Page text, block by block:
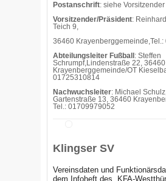
Postanschrift: siehe Vorsitzender
Vorsitzender/Präsident:
Teich 9,
36460
Abteilungsleiter Fußball : Steffen
Schrumpf,Lindenstraße 22, 36460
Krayenberggemeinde/OT
01725310814
Nachwuchsleiter: Michael
Gartenstraße 13, 36460
Tel.: 01709979052
Klingser SV
Vereinsdaten und
dem Infoheft des
KFA-